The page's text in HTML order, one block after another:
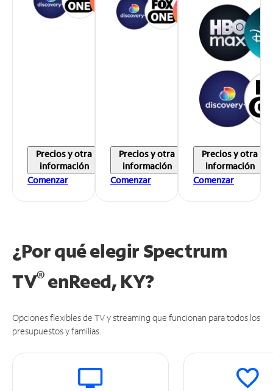
Precios y otra
información
Comenzar
Precios y otra
información
Comenzar
Precios y otra
información
Comenzar
¿Por qué elegir Spectrum
TV®enReed, KY?
Opciones flexibles de TV y streaming que funcionan para todos los
presupuestos y familias.